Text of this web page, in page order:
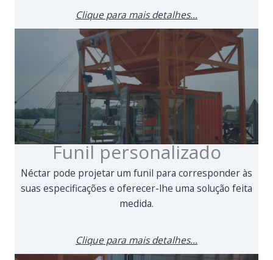
Clique para mais detalhes...
Funil personalizado
Néctar pode projetar um funil para corresponder às
suas especificações e oferecer-lhe uma solução feita
medida.
Clique para mais detalhes...